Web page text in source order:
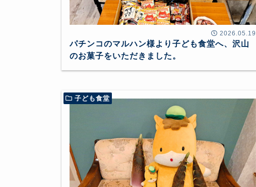
2026.05.19
パチンコのマルハン様より子ども食堂へ、沢山
のお菓子をいただきました。
子ども食堂